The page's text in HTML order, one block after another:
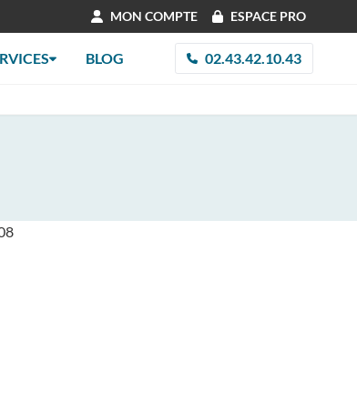
MON COMPTE ESPACE PRO
BLOG 02.43.42.10.43